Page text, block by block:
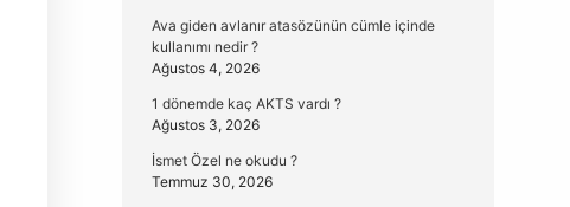
Ava giden avlanır atasözünün cümle içinde
kullanımı nedir ?
Ağustos 4, 2026
1 dönemde kaç AKTS vardı ?
Ağustos 3, 2026
İsmet Özel ne okudu ?
Temmuz 30, 2026